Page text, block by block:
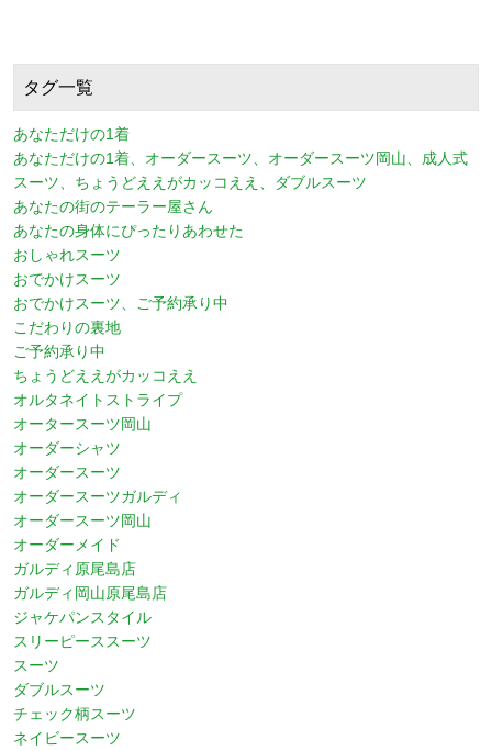
タグ一覧
あなただけの1着
あなただけの1着、オーダースーツ、オーダースーツ岡山、成人式
スーツ、ちょうどええがカッコええ、ダブルスーツ
あなたの街のテーラー屋さん
あなたの身体にぴったりあわせた
おしゃれスーツ
おでかけスーツ
おでかけスーツ、ご予約承り中
こだわりの裏地
ご予約承り中
ちょうどええがカッコええ
オルタネイトストライプ
オータースーツ岡山
オーダーシャツ
オーダースーツ
オーダースーツガルディ
オーダースーツ岡山
オーダーメイド
ガルディ原尾島店
ガルディ岡山原尾島店
ジャケパンスタイル
スリーピーススーツ
スーツ
ダブルスーツ
チェック柄スーツ
ネイビースーツ